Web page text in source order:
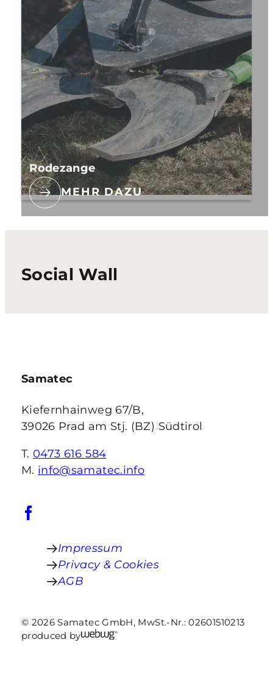
Rodezange
MEHR DAZU
Social Wall
Samatec
Kiefernhainweg 67/B,
39026 Prad am Stj. (BZ) Südtirol
T. 0473 616 584
M. info@samatec.info
Impressum
Privacy & Cookies
AGB
© 2026 Samatec GmbH, MwSt.-Nr.: 02601510213
produced by